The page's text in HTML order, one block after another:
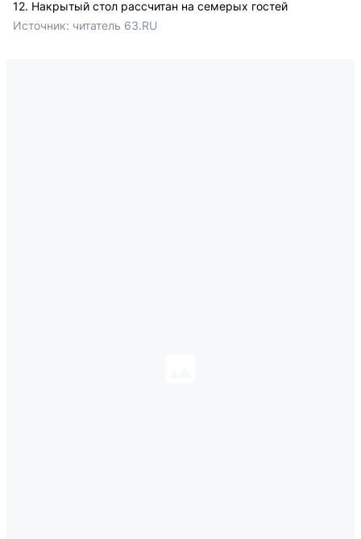
12. Накрытый стол рассчитан на семерых гостей
Источник: читатель 63.RU